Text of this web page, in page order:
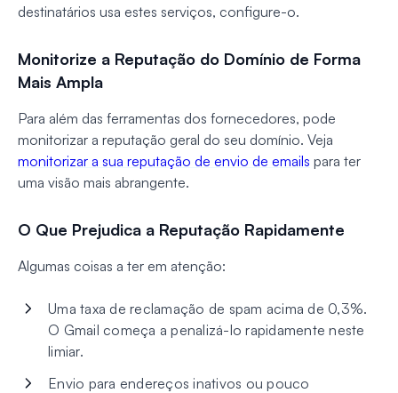
destinatários usa estes serviços, configure-o.
Monitorize a Reputação do Domínio de Forma
Mais Ampla
Para além das ferramentas dos fornecedores, pode
monitorizar a reputação geral do seu domínio. Veja
monitorizar a sua reputação de envio de emails para ter
uma visão mais abrangente.
O Que Prejudica a Reputação Rapidamente
Algumas coisas a ter em atenção:
Uma taxa de reclamação de spam acima de 0,3%.
O Gmail começa a penalizá-lo rapidamente neste
limiar.
Envio para endereços inativos ou pouco